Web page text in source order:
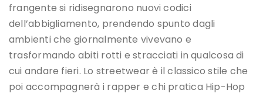
frangente si ridisegnarono nuovi codici
dell’abbigliamento, prendendo spunto dagli
ambienti che giornalmente vivevano e
trasformando abiti rotti e stracciati in qualcosa di
cui andare fieri. Lo streetwear è il classico stile che
poi accompagnerà i rapper e chi pratica Hip-Hop